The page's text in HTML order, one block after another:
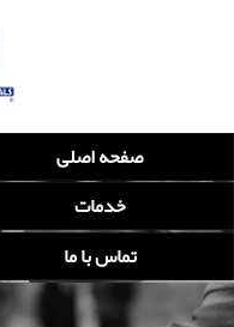
صفحه اصلی
خدمات
تماس با ما